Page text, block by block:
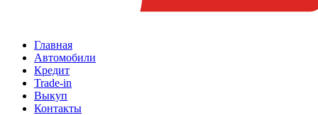
Главная
Автомобили
Кредит
Trade-in
Выкуп
Контакты